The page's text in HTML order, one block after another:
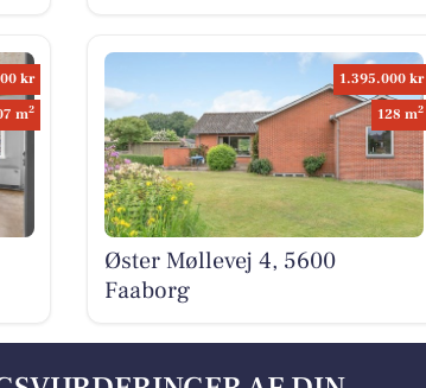
kr
m2
1.395.000 kr
128 m2
Øster Møllevej 4, 5600
Faaborg